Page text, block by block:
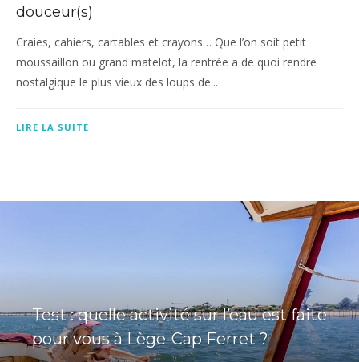
douceur(s)
Craies, cahiers, cartables et crayons… Que l’on soit petit
moussaillon ou grand matelot, la rentrée a de quoi rendre
nostalgique le plus vieux des loups de...
LIRE LA SUITE
Test : quelle activité sur l’eau est faite
pour vous à Lège-Cap Ferret ?